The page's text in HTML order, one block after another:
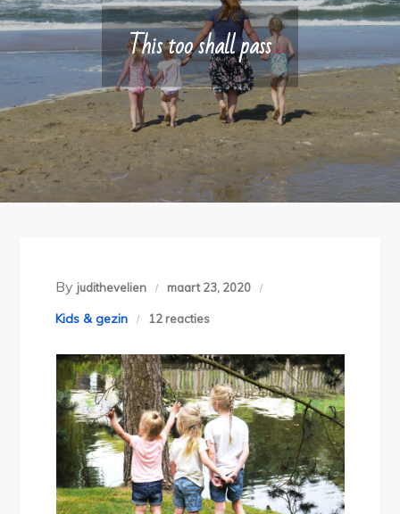
This too shall pass
By judithevelien maart 23, 2020
Kids & gezin 12 reactiesop
too
shall
pass